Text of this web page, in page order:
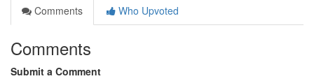
Comments
Who Upvoted
Comments
Submit a Comment